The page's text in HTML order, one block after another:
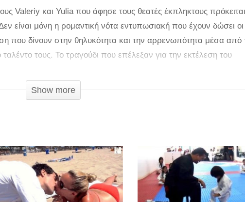
Valeriy και Yulia που άφησε τους θεατές έκπληκτους
είναι μόνη η ρομαντική νότα εντυπωσιακή που έχουν δώσει οι
που δίνουν στην θηλυκότητα και την αρρενωπότητα μέσα από
ταλέντο τους. Το τραγούδι που επέλεξαν για την εκτέλεση του
αναδύουν με τις κινήσεις τους.
Show more